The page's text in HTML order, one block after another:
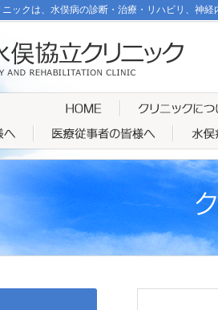
ックは、水俣病の診断・治療・リハビリ、神経